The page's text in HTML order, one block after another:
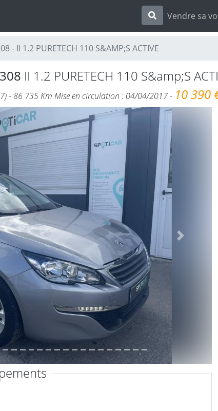
Vendre sa
- II 1.2 PURETECH 110 S&AMP;S ACTIVE
II 1.2 PURETECH 110 S&amp;S
- 86 735 Km Mise en circulation : 04/04/2017 - 10 390
Suivant